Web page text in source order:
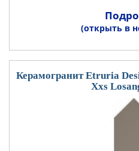
(открыть в
Керамогранит Etruria
Xxs